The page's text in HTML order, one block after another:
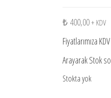
₺ 400,00 + KDV
Fiyatlarımıza
Arayarak Stok
Stokta yok